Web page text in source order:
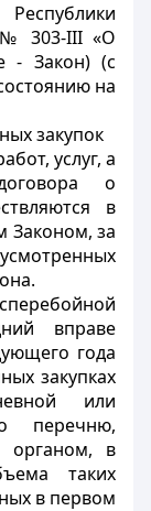
Республики
№ 303-III «О
- Закон) (с
на
закупок
услуг, а
о
в
Законом, за
вправе
года
закупках
или
перечню,
органом, в
таких
в первом